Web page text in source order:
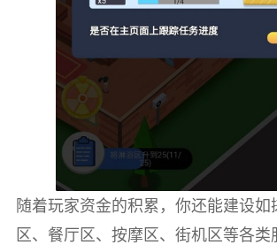
随着玩家资金的积累，你还能建设如
区、餐厅区、按摩区、街机区等各类